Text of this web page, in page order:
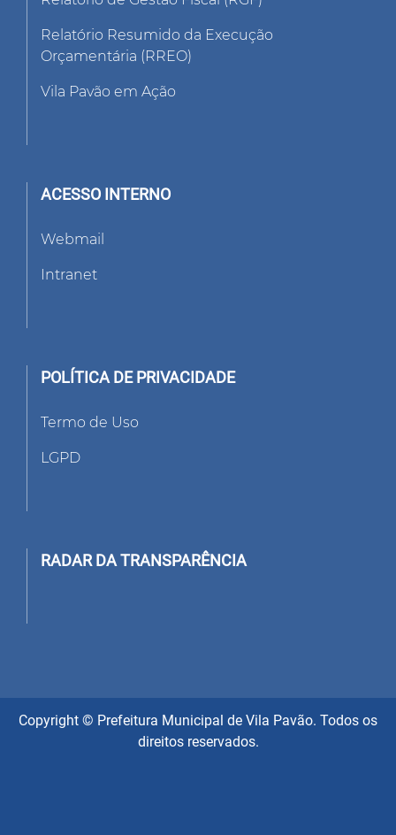
Relatório Resumido da Execução
Orçamentária (RREO)
Vila Pavão em Ação
ACESSO INTERNO
Webmail
Intranet
POLÍTICA DE PRIVACIDADE
Termo de Uso
LGPD
RADAR DA TRANSPARÊNCIA
Copyright © Prefeitura Municipal de Vila Pavão. Todos os
direitos reservados.